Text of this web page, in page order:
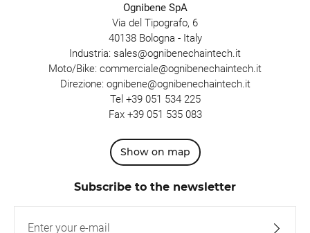
Ognibene SpA
Via del Tipografo, 6
40138 Bologna - Italy
Industria: sales@ognibenechaintech.it
Moto/Bike: commerciale@ognibenechaintech.it
Direzione: ognibene@ognibenechaintech.it
Tel +39 051 534 225
Fax +39 051 535 083
Show on map
Subscribe to the newsletter